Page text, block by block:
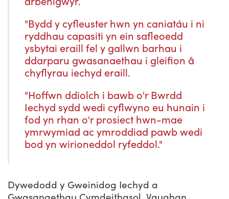
"Bydd y cyfleuster hwn yn caniatáu i ni
ryddhau capasiti yn ein safleoedd
ysbytai eraill fel y gallwn barhau i
ddarparu gwasanaethau i gleifion â
chyflyrau iechyd eraill.
"Hoffwn ddiolch i bawb o'r Bwrdd
Iechyd sydd wedi cyflwyno eu hunain i
fod yn rhan o'r prosiect hwn-mae
ymrwymiad ac ymroddiad pawb wedi
bod yn wirioneddol ryfeddol."
Dywedodd y Gweinidog Iechyd a